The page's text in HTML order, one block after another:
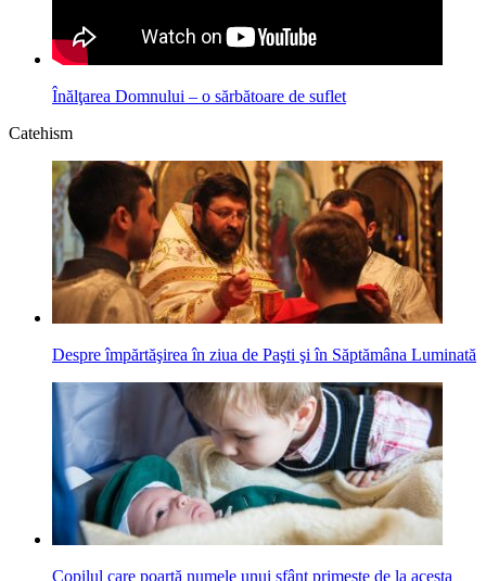
Înălţarea Domnului – o sărbătoare de suflet
Catehism
Despre împărtăşirea în ziua de Paşti şi în Săptămâna Luminată
Copilul care poartă numele unui sfânt primește de la acesta